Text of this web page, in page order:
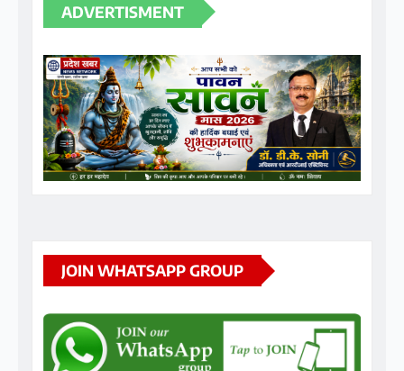
JOIN WHATSAPP GROUP
RECENT POSTS